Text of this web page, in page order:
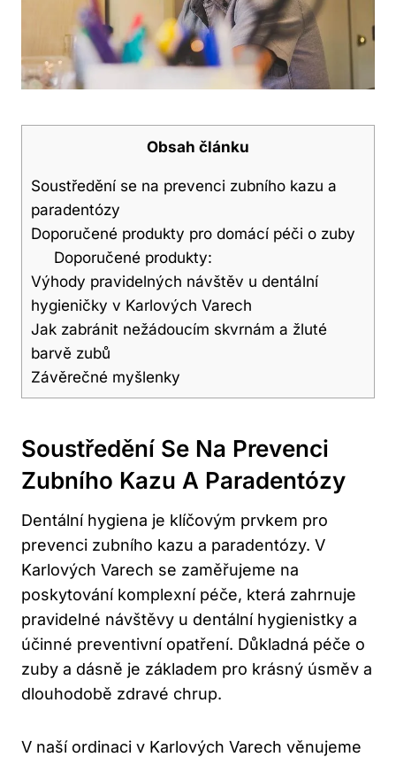
Obsah článku
Soustředění se na prevenci zubního kazu a
paradentózy
Doporučené produkty pro domácí péči o zuby
Doporučené produkty:
Výhody pravidelných návštěv u dentální
hygieničky v Karlových Varech
Jak zabránit nežádoucím skvrnám a žluté
barvě zubů
Závěrečné myšlenky
Soustředění Se Na Prevenci
Zubního Kazu A Paradentózy
Dentální hygiena je klíčovým prvkem pro
prevenci zubního kazu a paradentózy. V
Karlových Varech se zaměřujeme na
poskytování komplexní péče, která zahrnuje
pravidelné návštěvy u dentální hygienistky a
účinné preventivní opatření. Důkladná péče o
zuby a dásně je základem pro krásný úsměv a
dlouhodobě zdravé chrup.
V naší ordinaci v Karlových Varech věnujeme